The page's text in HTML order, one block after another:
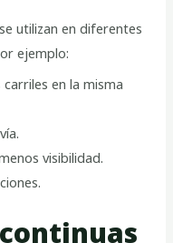
utilizan en diferentes
ejemplo:
en la misma
visibilidad.